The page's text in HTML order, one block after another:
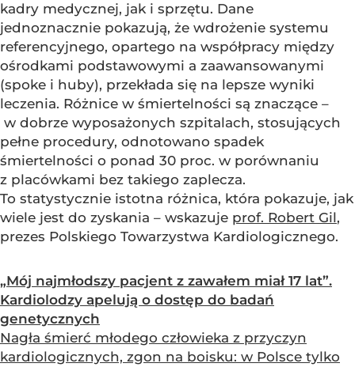
kadry medycznej, jak i sprzętu. Dane
jednoznacznie pokazują, że wdrożenie systemu
referencyjnego, opartego na współpracy między
ośrodkami podstawowymi a zaawansowanymi
(spoke i huby), przekłada się na lepsze wyniki
leczenia. Różnice w śmiertelności są znaczące –
w dobrze wyposażonych szpitalach, stosujących
pełne procedury, odnotowano spadek
śmiertelności o ponad 30 proc. w porównaniu
z placówkami bez takiego zaplecza.
To statystycznie istotna różnica, która pokazuje, jak
wiele jest do zyskania – wskazuje prof. Robert Gil,
prezes Polskiego Towarzystwa Kardiologicznego.
„Mój najmłodszy pacjent z zawałem miał 17 lat”.
Kardiolodzy apelują o dostęp do badań
genetycznych
Nagła śmierć młodego człowieka z przyczyn
kardiologicznych, zgon na boisku: w Polsce tylko